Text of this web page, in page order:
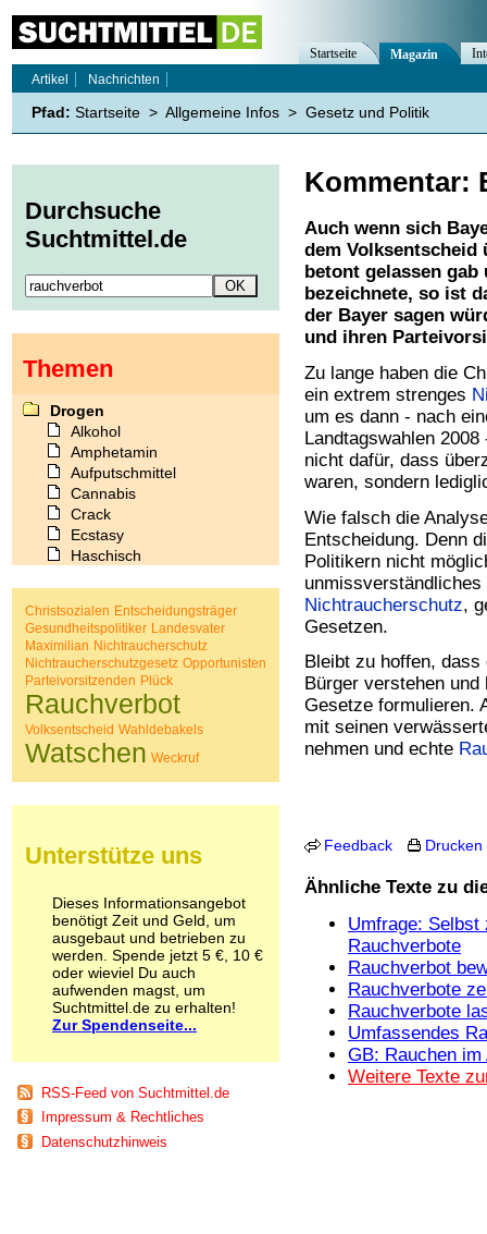
Kommentar:
Auch wenn sich
dem
betont gelassen
bezeichnete, so ist
der Bayer sagen
und ihren
Zu lange haben die
ein extrem strenges
um es dann - nach
Landtagswahlen
nicht dafür, dass
waren, sondern
Wie falsch die
Entscheidung. Denn
Politikern nicht
unmissverständliches
Nichtraucherschutz,
Gesetzen.
Bleibt zu hoffen,
Bürger verstehen
Gesetze formulieren.
mit seinen
nehmen und echte
Feedback Drucken
Ähnliche Texte zu
Umfrage: Selbst
Rauchverbote
Rauchverbot
Rauchverbote
Rauchverbote
Umfassendes
GB: Rauchen
Weitere Texte
Startseite Magazin
Artikel
Nachrichten
Pfad: Startseite > Allgemeine Infos > Gesetz und Politik
Durchsuche
Suchtmittel.de
Themen
Drogen
Alkohol
Amphetamin
Aufputschmittel
Cannabis
Crack
Ecstasy
Haschisch
Koffein
Kokain
Lachgas
LSD
Marihuana
Medikamente
Meskalin
Metamphetamin
Methadon
Morphin
Nikotin
Opium
Poppers
Psychopharmaka
Schlafmittel
Schmerzmittel
Schnüffelstoffe
Spice
Sucht / Süchte
Co-Abhängigkeit
Computersucht
Ess-Brechsucht
Christsozialen Entscheidungsträger
Gesundheitspolitiker Landesvater
Maximilian Nichtraucherschutz
Nichtraucherschutzgesetz Opportunisten
Parteivorsitzenden Plück
Rauchverbot
Volksentscheid Wahldebakels
Watschen Weckruf
Unterstütze uns
Dieses Informationsangebot
benötigt Zeit und Geld, um
ausgebaut und betrieben zu
werden. Spende jetzt 5 €, 10 €
oder wieviel Du auch
aufwenden magst, um
Suchtmittel.de zu erhalten!
Zur Spendenseite...
RSS-Feed von Suchtmittel.de
Impressum & Rechtliches
Datenschutzhinweis